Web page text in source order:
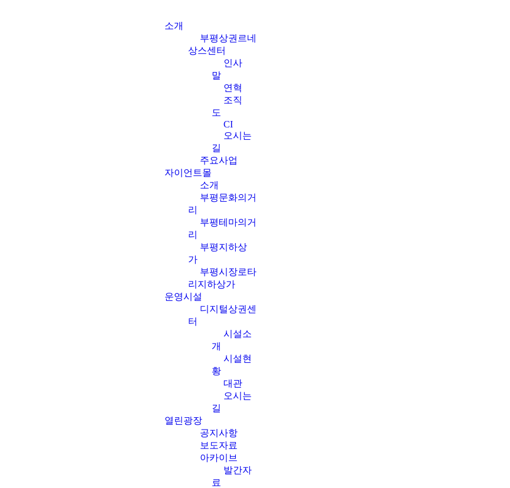
소개
부평상권르네
상스센터
인사
말
연혁
조직
도
CI
오시는
길
주요사업
자이언트몰
소개
부평문화의거
리
부평테마의거
리
부평지하상
가
부평시장로타
리지하상가
운영시설
디지털상권센
터
시설소
개
시설현
황
대관
오시는
길
열린광장
공지사항
보도자료
아카이브
발간자
료